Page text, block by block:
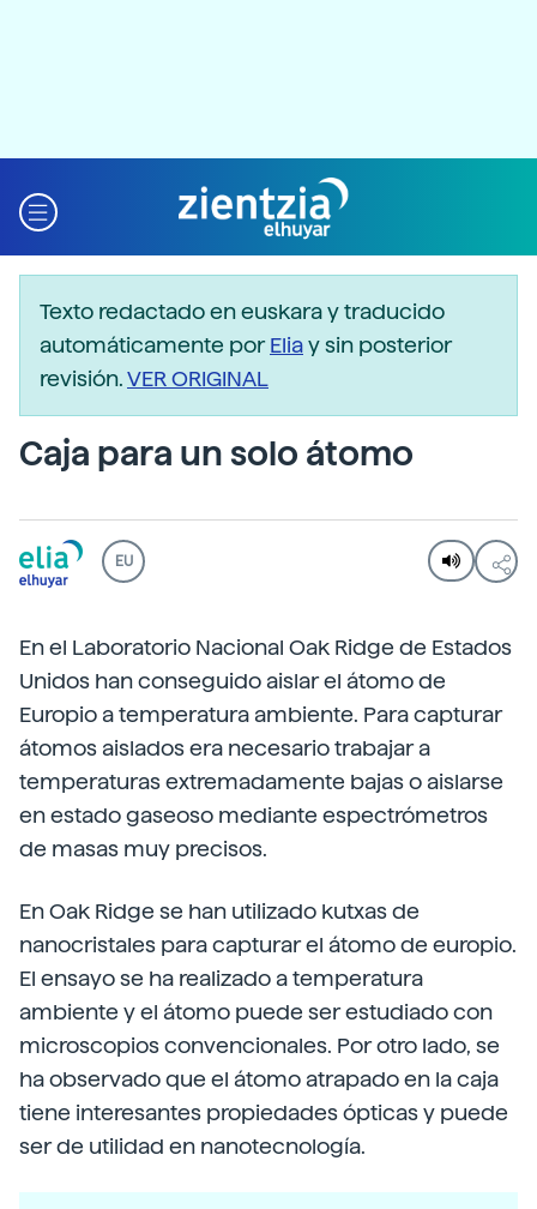
Texto redactado en euskara y traducido
automáticamente porEliay sin posterior
revisión.VER ORIGINAL
Caja para un solo átomo
EU
En el Laboratorio Nacional Oak Ridge de Estados
Unidos han conseguido aislar el átomo de
Europio a temperatura ambiente. Para capturar
átomos aislados era necesario trabajar a
temperaturas extremadamente bajas o aislarse
en estado gaseoso mediante espectrómetros
de masas muy precisos.
En Oak Ridge se han utilizado kutxas de
nanocristales para capturar el átomo de europio.
El ensayo se ha realizado a temperatura
ambiente y el átomo puede ser estudiado con
microscopios convencionales. Por otro lado, se
ha observado que el átomo atrapado en la caja
tiene interesantes propiedades ópticas y puede
ser de utilidad en nanotecnología.